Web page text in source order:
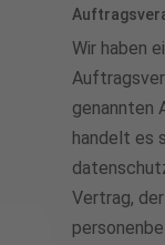
Wir haben
genannten
handelt es
Vertrag,